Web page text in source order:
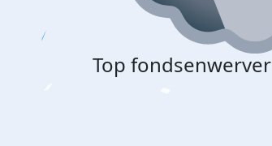
Top fondsenwerver